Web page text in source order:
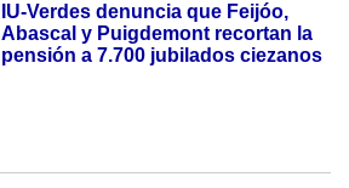
IU-Verdes denuncia que Feijóo,
Abascal y Puigdemont recortan la
pensión a 7.700 jubilados ciezanos